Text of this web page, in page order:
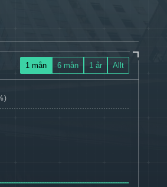
1 mån 6 mån 1 år Allt